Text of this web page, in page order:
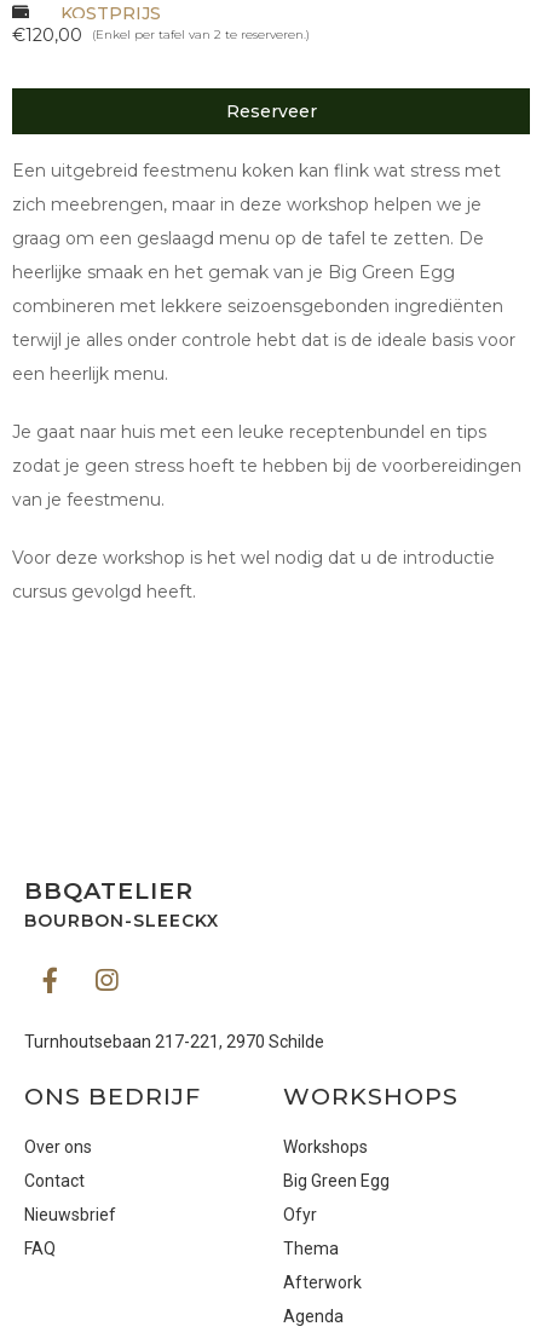
KOSTPRIJS
€120,00
(Enkel per tafel van 2 te reserveren.)
Reserveer
Een uitgebreid feestmenu koken kan flink wat stress met
zich meebrengen, maar in deze workshop helpen we je
graag om een geslaagd menu op de tafel te zetten. De
heerlijke smaak en het gemak van je Big Green Egg
combineren met lekkere seizoensgebonden ingrediënten
terwijl je alles onder controle hebt dat is de ideale basis voor
een heerlijk menu.
Je gaat naar huis met een leuke receptenbundel en tips
zodat je geen stress hoeft te hebben bij de voorbereidingen
van je feestmenu.
Voor deze workshop is het wel nodig dat u de introductie
cursus gevolgd heeft.
BBQATELIER
BOURBON-SLEECKX
Turnhoutsebaan 217-221, 2970 Schilde
ONS BEDRIJF
Over ons
Contact
Nieuwsbrief
FAQ
WORKSHOPS
Workshops
Big Green Egg
Ofyr
Thema
Afterwork
Agenda